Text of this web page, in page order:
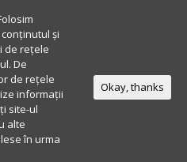
și
de rețele
De
de rețele
informații
site-ul
alte
în urma
Okay, thanks